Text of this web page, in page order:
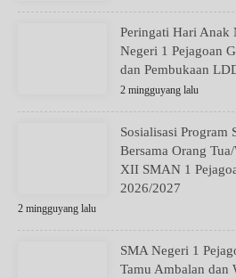
Peringati Hari Anak
Negeri 1 Pejagoan
dan Pembukaan
2 mingguyang lalu
Sosialisasi Program
Bersama Orang
XII SMAN 1
2026/2027
2 mingguyang lalu
SMA Negeri 1
Tamu Ambalan dan